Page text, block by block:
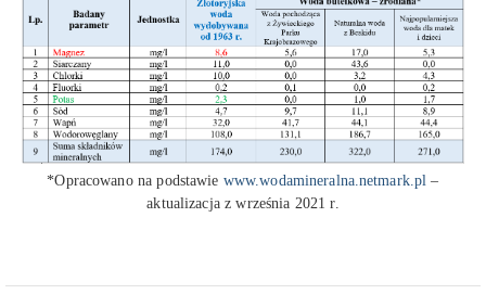
*Opracowano na podstawie www.wodamineralna.netmark.pl –
aktualizacja z września 2021 r.